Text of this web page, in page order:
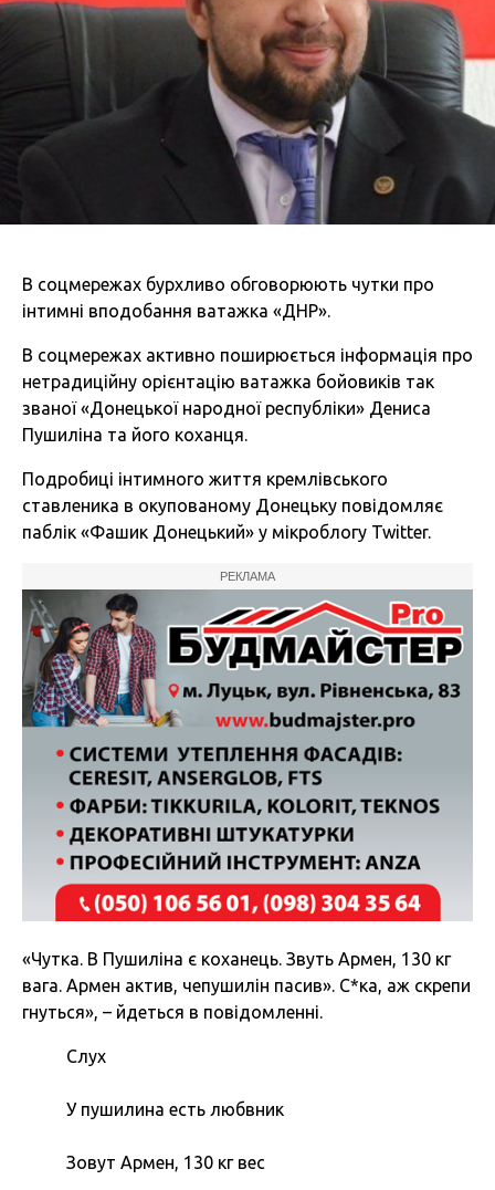
В соцмережах бурхливо обговорюють чутки про
інтимні вподобання ватажка «ДНР».
В соцмережах активно поширюється інформація про
нетрадиційну орієнтацію ватажка бойовиків так
званої «Донецької народної республіки» Дениса
Пушиліна та його коханця.
Подробиці інтимного життя кремлівського
ставленика в окупованому Донецьку повідомляє
паблік «Фашик Донецький» у мікроблогу Twitter.
РЕКЛАМА
«Чутка. В Пушиліна є коханець. Звуть Армен, 130 кг
вага. Армен актив, чепушилін пасив». С*ка, аж скрепи
гнуться», – йдеться в повідомленні.
Слух
У пушилина есть любвник
Зовут Армен, 130 кг вес